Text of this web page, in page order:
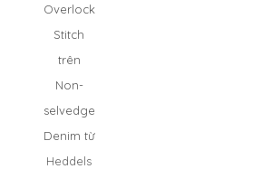
Overlock
Stitch
trên
Non-
selvedge
Denim từ
Heddels